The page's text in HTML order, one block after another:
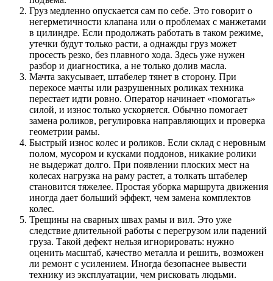
Груз медленно опускается сам по себе. Это говорит о
негерметичности клапана или о проблемах с манжетами
в цилиндре. Если продолжать работать в таком режиме,
утечки будут только расти, а однажды груз может
просесть резко, без плавного хода. Здесь уже нужен
разбор и диагностика, а не только долив масла.
Мачта закусывает, штабелер тянет в сторону. При
перекосе мачты или разрушенных роликах техника
перестает идти ровно. Оператор начинает «помогать»
силой, и износ только ускоряется. Обычно помогает
замена роликов, регулировка направляющих и проверка
геометрии рамы.
Быстрый износ колес и роликов. Если склад с неровным
полом, мусором и кусками поддонов, никакие ролики
не выдержат долго. При появлении плоских мест на
колесах нагрузка на раму растет, а толкать штабелер
становится тяжелее. Простая уборка маршрута движения
иногда дает больший эффект, чем замена комплектов
колес.
Трещины на сварных швах рамы и вил. Это уже
следствие длительной работы с перегрузом или падений
груза. Такой дефект нельзя игнорировать: нужно
оценить масштаб, качество металла и решить, возможен
ли ремонт с усилением. Иногда безопаснее вывести
технику из эксплуатации, чем рисковать людьми.